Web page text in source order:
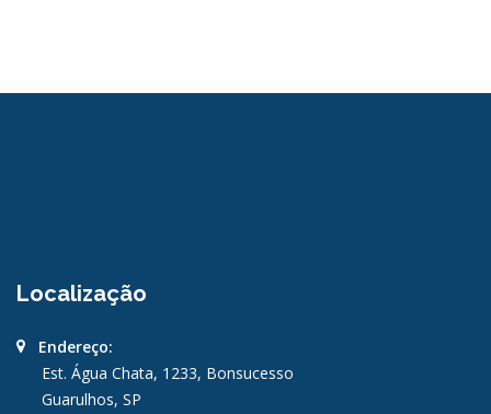
Localização
Endereço:
Est. Água Chata, 1233, Bonsucesso
Guarulhos, SP